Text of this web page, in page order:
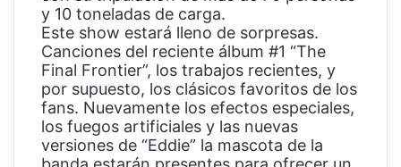
y 10 toneladas de carga.
Este show estará lleno de sorpresas.
Canciones del reciente álbum #1 “The
Final Frontier”, los trabajos recientes, y
por supuesto, los clásicos favoritos de los
fans. Nuevamente los efectos especiales,
los fuegos artificiales y las nuevas
versiones de “Eddie” la mascota de la